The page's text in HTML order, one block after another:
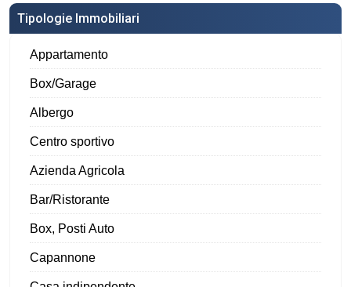
Tipologie Immobiliari
Appartamento
Box/Garage
Albergo
Centro sportivo
Azienda Agricola
Bar/Ristorante
Box, Posti Auto
Capannone